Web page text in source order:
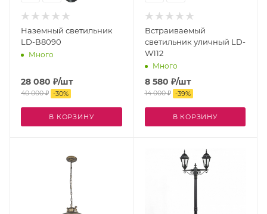
Наземный светильник
LD-В8090
Много
28 080 ₽/шт
40 000₽ -30%
В КОРЗИНУ
Встраиваемый
светильник уличный LD-
W112
Много
8 580 ₽/шт
14 000₽ -39%
В КОРЗИНУ